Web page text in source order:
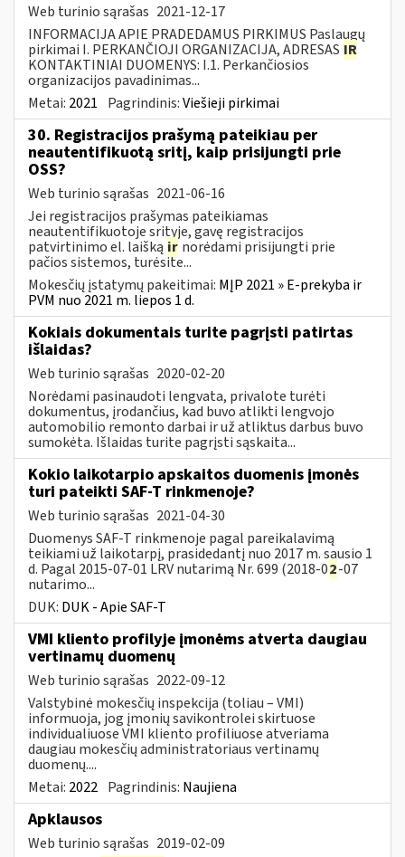
Web turinio sąrašas 2021-12-17
INFORMACIJA APIE PRADEDAMUS PIRKIMUS Paslaugų
pirkimai I. PERKANČIOJI ORGANIZACIJA, ADRESAS IR
KONTAKTINIAI DUOMENYS: I.1. Perkančiosios
organizacijos pavadinimas...
Metai: 2021 Pagrindinis:Viešieji pirkimai
30. Registracijos prašymą pateikiau per
neautentifikuotą sritį, kaip prisijungti prie
OSS?
Web turinio sąrašas 2021-06-16
Jei registracijos prašymas pateikiamas
neautentifikuotoje srityje, gavę registracijos
patvirtinimo el. laišką ir norėdami prisijungti prie
pačios sistemos, turėsite...
Mokesčių įstatymų pakeitimai: MĮP 2021 » E-prekyba ir
PVM nuo 2021 m. liepos 1 d.
Kokiais dokumentais turite pagrįsti patirtas
išlaidas?
Web turinio sąrašas 2020-02-20
Norėdami pasinaudoti lengvata, privalote turėti
dokumentus, įrodančius, kad buvo atlikti lengvojo
automobilio remonto darbai ir už atliktus darbus buvo
sumokėta. Išlaidas turite pagrįsti sąskaita...
Kokio laikotarpio apskaitos duomenis įmonės
turi pateikti SAF-T rinkmenoje?
Web turinio sąrašas 2021-04-30
Duomenys SAF-T rinkmenoje pagal pareikalavimą
teikiami už laikotarpį, prasidedantį nuo 2017 m. sausio 1
d. Pagal 2015-07-01 LRV nutarimą Nr. 699 (2018-02-07
nutarimo...
DUK: DUK - Apie SAF-T
VMI kliento profilyje įmonėms atverta daugiau
vertinamų duomenų
Web turinio sąrašas 2022-09-12
Valstybinė mokesčių inspekcija (toliau – VMI)
informuoja, jog įmonių savikontrolei skirtuose
individualiuose VMI kliento profiliuose atveriama
daugiau mokesčių administratoriaus vertinamų
duomenų....
Metai: 2022 Pagrindinis: Naujiena
Apklausos
Web turinio sąrašas 2019-02-09